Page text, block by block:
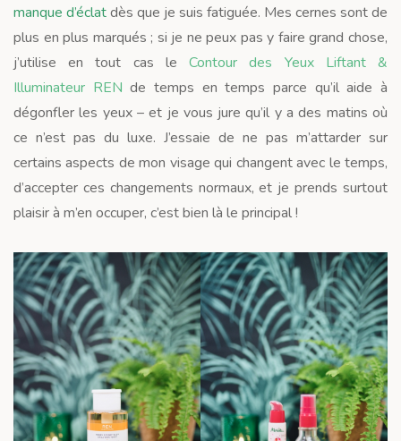
manque d’éclatdès que je suis fatiguée. Mes cernes sont de
plus en plus marqués ; si je ne peux pas y faire grand chose,
j’utilise en tout cas leContour des Yeux Liftant &
Illuminateur REN de temps en temps parce qu’il aide à
dégonfler les yeux – et je vous jure qu’il y a des matins où
ce n’est pas du luxe. J’essaie de ne pas m’attarder sur
certains aspects de mon visage qui changent avec le temps,
d’accepter ces changements normaux, et je prends surtout
plaisir à m’en occuper, c’est bien là le principal !